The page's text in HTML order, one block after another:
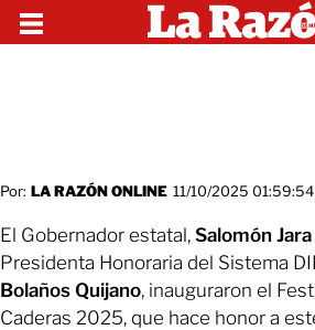
Por: LA RAZÓN ONLINE 11/10/2025 01:59:54
El Gobernador estatal, Salomón
Presidenta Honoraria del Sistema
Bolaños Quijano, inauguraron el
Caderas 2025, que hace honor a